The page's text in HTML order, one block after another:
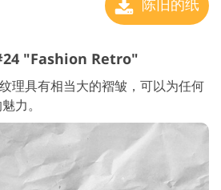
"Fashion Retro"
理具有相当大的褶皱，可以为任何
力。